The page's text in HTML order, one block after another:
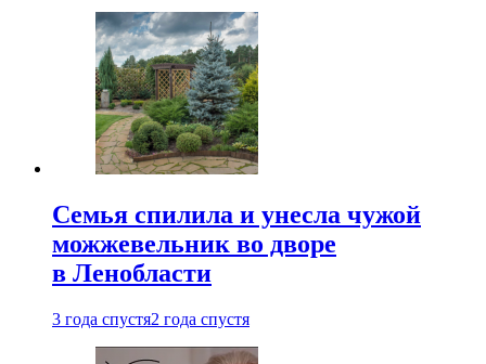
Семья спилила и унесла чужой
можжевельник во дворе
в Ленобласти
3 года спустя2 года спустя